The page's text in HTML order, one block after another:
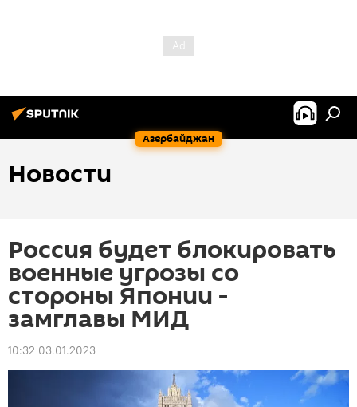
Азербайджан
Новости
Россия будет блокировать
военные угрозы со
стороны Японии -
замглавы МИД
10:32 03.01.2023